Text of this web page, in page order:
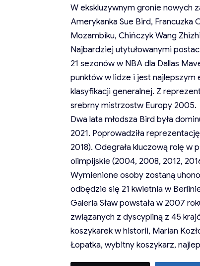
W ekskluzywnym gronie nowych
Amerykanka Sue Bird, Francuzka
Mozambiku, Chińczyk Wang
Najbardziej utytułowanymi
21 sezonów w NBA dla Dallas
punktów w lidze i jest
klasyfikacji generalnej. Z
srebrny mistrzostw Europy 2005.
Dwa lata młodsza Bird była
2021. Poprowadziła
2018). Odegrała kluczową rolę w
olimpijskie (2004, 2008, 2012,
Wymienione osoby zostaną
odbędzie się 21 kwietnia w
Galeria Sław powstała w 2007
związanych z dyscypliną z 45
koszykarek w historii, Marian
Łopatka, wybitny koszykarz,